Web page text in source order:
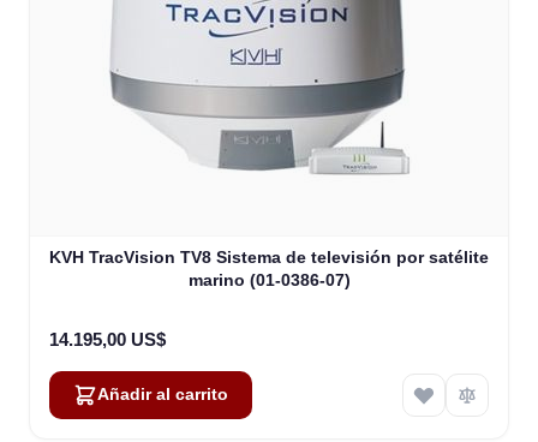
KVH TracVision TV8 Sistema de televisión por satélite
marino (01-0386-07)
14.195,00 US$
Añadir al carrito